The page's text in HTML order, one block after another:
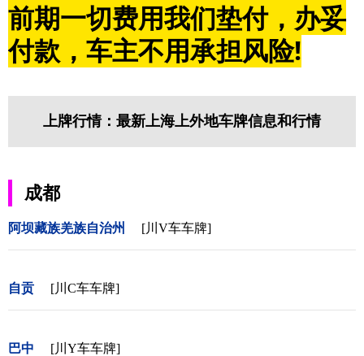
前期一切费用我们垫付，办妥
付款，车主不用承担风险!
上牌行情：最新上海上外地车牌信息和行情
成都
阿坝藏族羌族自治州 [川V车车牌]
自贡 [川C车车牌]
巴中 [川Y车车牌]